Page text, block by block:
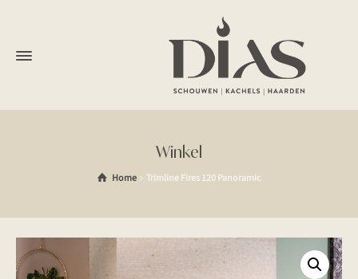
Winkel
Home Trimline Fires 120 Panoramic